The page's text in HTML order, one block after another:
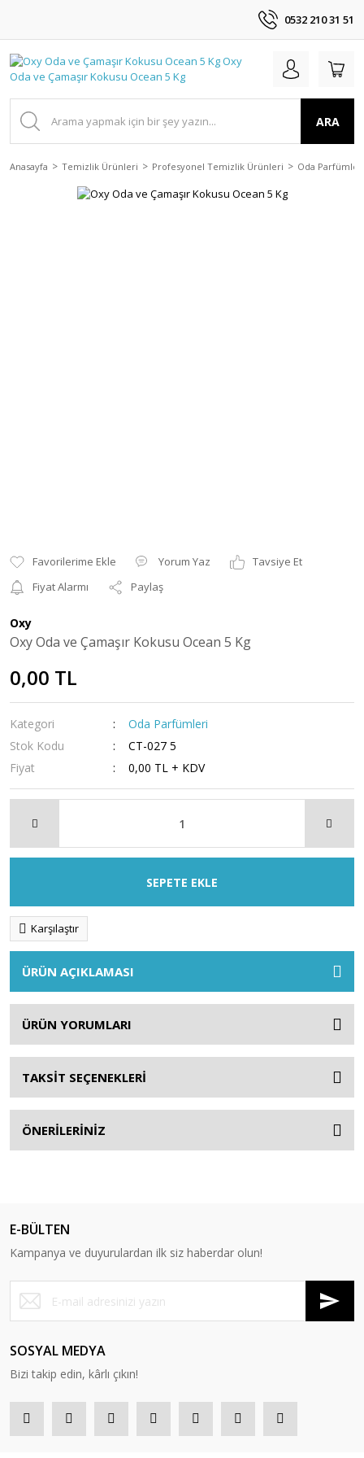
0532 210 31 51
ARA
Anasayfa Temizlik Ürünleri Profesyonel Temizlik Ürünleri Oda Parfümleri
Yorum Yaz
Tavsiye Et
Fiyat Alarmı
Paylaş
Oxy
Oxy Oda ve Çamaşır Kokusu Ocean 5 Kg
0,00 TL
Kategori
Oda Parfümleri
Stok Kodu
CT-027 5
Fiyat
0,00 TL + KDV
SEPETE EKLE
Karşılaştır
ÜRÜN AÇIKLAMASI
ÜRÜN YORUMLARI
TAKSİT SEÇENEKLERİ
ÖNERİLERİNİZ
E-BÜLTEN
Kampanya ve duyurulardan ilk siz haberdar olun!
SOSYAL MEDYA
Bizi takip edin, kârlı çıkın!